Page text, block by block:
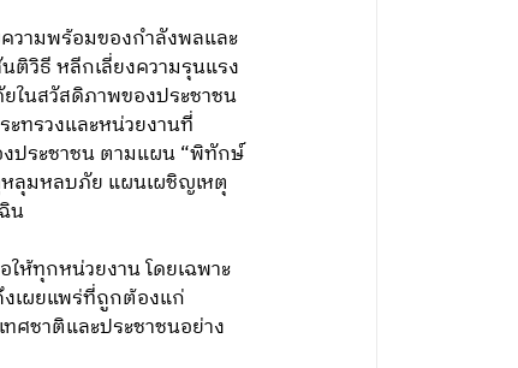
วามพร้อมของกำลังพลและ
วิธี หลีกเลี่ยงความรุนแรง
ในสวัสดิภาพของประชาชน
ทรวงและหน่วยงานที่
งประชาชน ตามแผน “พิทักษ์
ลุมหลบภัย แผนเผชิญเหตุ
น
ห้ทุกหน่วยงาน โดยเฉพาะ
เผยแพร่ที่ถูกต้องแก่
ศชาติและประชาชนอย่าง